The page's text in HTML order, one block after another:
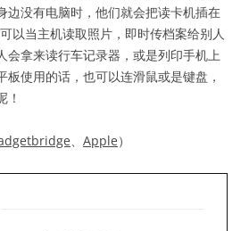
边没有电脑时，他们就会把读卡机插在
以当主机读取照片，即时传档案给别人
会拿来读行车记录器，或是列印手机上
板使用的话，也可以连滑鼠或是键盘，
！
Apple）